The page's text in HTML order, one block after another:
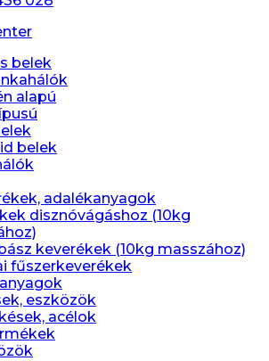
belek
alapú
belek
adalékanyagok
disznóvágáshoz (10kg
keverékek (10kg masszához)
fűszerkeverékek
eszközök
acélok